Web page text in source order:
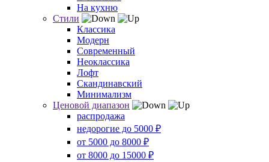
На кухню
Стили
Классика
Модерн
Современный
Неоклассика
Лофт
Скандинавский
Минимализм
Ценовой диапазон
распродажа
недорогие до 5000 ₽
от 5000 до 8000 ₽
от 8000 до 15000 ₽